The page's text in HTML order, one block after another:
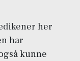
her
har
kunne